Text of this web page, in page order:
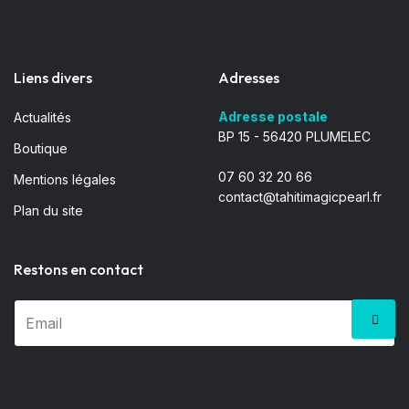
Liens divers
Actualités
Boutique
Mentions légales
Plan du site
Adresses
Adresse postale
BP 15 - 56420 PLUMELEC
07 60 32 20 66
contact@tahitimagicpearl.fr
Restons en contact